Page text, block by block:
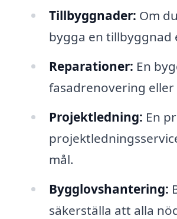
Tillbyggnader: Om
bygga en tillbyggnad
Reparationer: En
fasadrenovering
Projektledning: En
mål.
Bygglovshantering:
säkerställa att alla